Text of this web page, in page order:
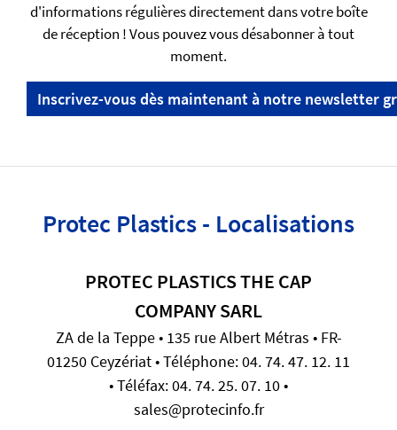
d'informations régulières directement dans votre boîte
de réception ! Vous pouvez vous désabonner à tout
moment.
Inscrivez-vous dès maintenant à notre newsletter
Protec Plastics - Localisations
PROTEC PLASTICS THE CAP
COMPANY SARL
ZA de la Teppe • 135 rue Albert Métras • FR-
01250 Ceyzériat • Téléphone: 04. 74. 47. 12. 11
• Téléfax: 04. 74. 25. 07. 10 •
sales@protecinfo.fr